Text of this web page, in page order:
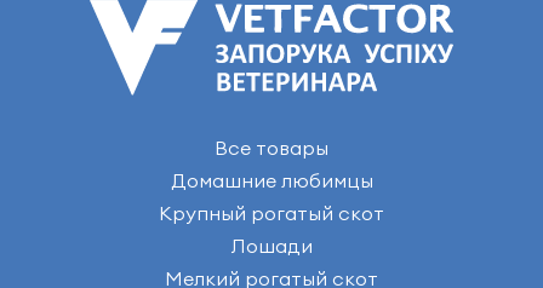
Все товары
Домашние любимцы
Крупный рогатый скот
Лошади
Мелкий рогатый скот